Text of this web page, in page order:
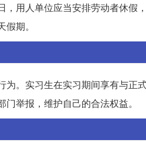
用人单位应当安排劳动者休假
期。
。实习生在实习期间享有与正
举报，维护自己的合法权益。